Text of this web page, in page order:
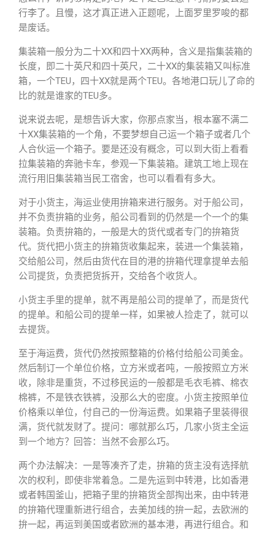
行李了。且慢，这才真正进入正题呢，上面罗里罗唆的都
是废话。
集装箱一般分为二十XX和四十XX两种，含义是指集装箱的
长度，即二十英尺和四十英尺，二十XX的集装箱又叫标准
箱，一个TEU，四十XX就是两个TEU。各地港口玩儿了命的
比的就是谁家的TEU多。
说来说去呢，是想告诉大家，你那点家当，根本塞不满二
十XX集装箱的一个角，不要梦想自己运一个箱子或者几个
人合伙运一个箱子。要是还没有概念，可以到大街上看看
拉集装箱的奔驰卡车，参观一下集装箱。建筑工地上现在
流行用旧集装箱当民工宿舍，也可以看看有多大。
对于小货主，海运业使用拚箱来进行服务。对于船公司，
并不负责拚箱的业务，船公司看到的仍然是一个一个的集
装箱。负责拚箱的，一般是大的货代或者专门的拚箱货
代。货代把小货主的拚箱货收集起来，装进一个集装箱，
交给船公司，然后由货代在目的港的拚箱代理拿提单去船
公司提货，负责把货拆开，交给各个收货人。
小货主手里的提单，就不再是船公司的提单了，而是货代
的提单。和船公司的提单一样，如果被人捡走了，就可以
去提货。
至于海运费，货代仍然按照整箱的价格付给船公司美金。
然后制订一个单位价格，立方米或者吨，一般按照立方米
收，除非是重货，不过移民运的一般都是毛衣毛裤、棉衣
棉裤，不是铁衣铁裤，没那么大的密度。小货主按照单位
价格乘以单位，付自己的一份海运费。如果箱子里装得很
满，货代就发财了。提问：哪就那么巧，几家小货主全运
到一个地方？回答：当然不会那么巧。
两个办法解决：一是等凑齐了走，拚箱的货主没有选择航
次的权利，即使非常着急。二是先运到中转港，比如香港
或者韩国釜山，把箱子里的拚箱货全部掏出来，由中转港
的拚箱代理重新进行组合，去美加线的拚一起，去欧洲的
拚一起，再运到美国或者欧洲的基本港，再进行组合。和